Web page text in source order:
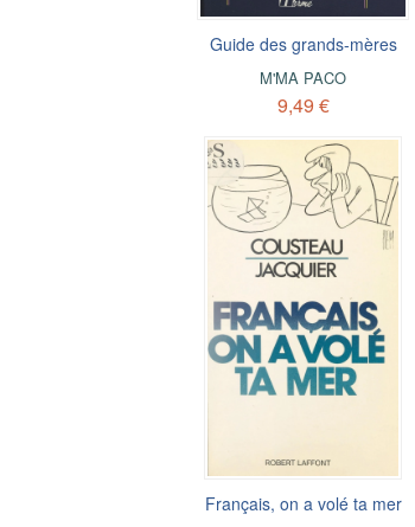
Guide des grands-mères
M'MA PACO
9,49 €
Français, on a volé ta mer